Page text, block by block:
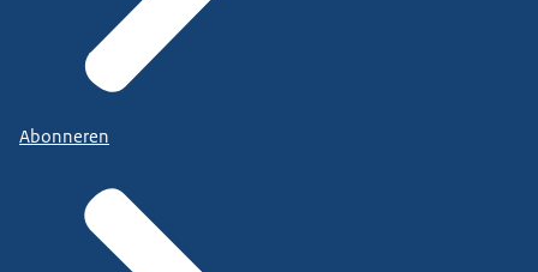
Abonneren